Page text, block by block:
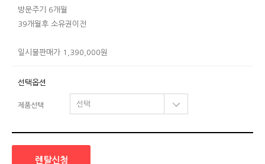
방문주기 6개월
39개월후 소유권이전
일시불판매가 1,390,000원
선택옵션
제품선택
렌탈신청